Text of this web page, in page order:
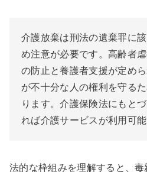
介護放棄は刑法の遺棄罪に
め注意が必要です。高齢者
の防止と養護者支援が定め
が不十分な人の権利を守る
ります。介護保険法にもと
れば介護サービスが利用可能
法的な枠組みを理解すると、